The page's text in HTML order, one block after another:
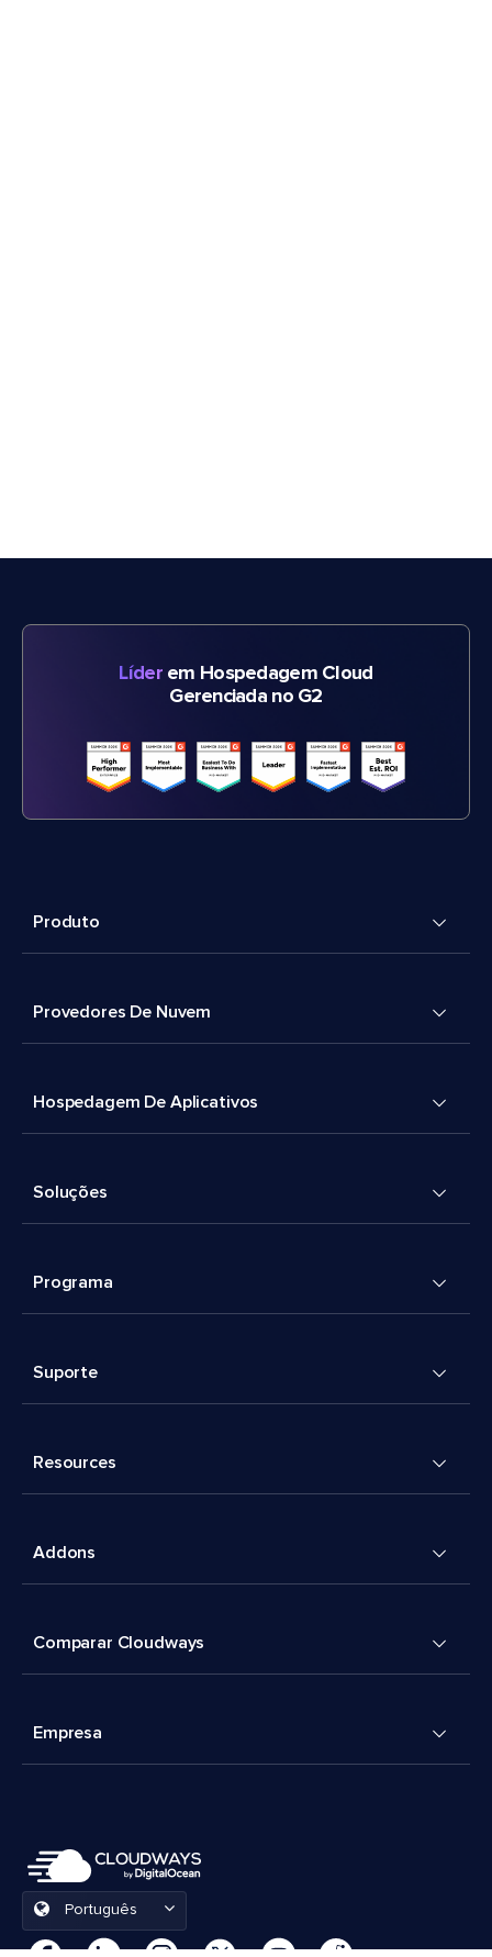
Líderem Hospedagem Cloud
Gerenciada no G2
Produto
Provedores De Nuvem
Hospedagem De Aplicativos
Soluções
Programa
Suporte
Resources
Addons
Comparar Cloudways
Empresa
Português